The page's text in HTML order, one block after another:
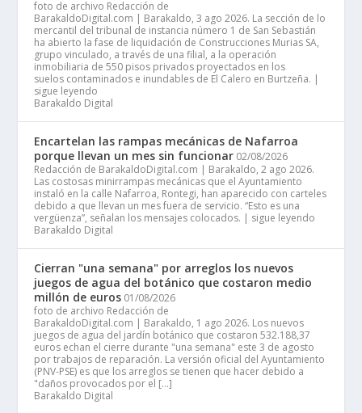
foto de archivo Redacción de
BarakaldoDigital.com | Barakaldo, 3 ago 2026. La sección de lo
mercantil del tribunal de instancia número 1 de San Sebastián
ha abierto la fase de liquidación de Construcciones Murias SA,
grupo vinculado, a través de una filial, a la operación
inmobiliaria de 550 pisos privados proyectados en los
suelos contaminados e inundables de El Calero en Burtzeña. |
sigue leyendo
Barakaldo Digital
Encartelan las rampas mecánicas de Nafarroa
porque llevan un mes sin funcionar 02/08/2026
Redacción de BarakaldoDigital.com | Barakaldo, 2 ago 2026.
Las costosas minirrampas mecánicas que el Ayuntamiento
instaló en la calle Nafarroa, Rontegi, han aparecido con carteles
debido a que llevan un mes fuera de servicio. “Esto es una
vergüenza”, señalan los mensajes colocados. | sigue leyendo
Barakaldo Digital
Cierran "una semana" por arreglos los nuevos
juegos de agua del botánico que costaron medio
millón de euros 01/08/2026
foto de archivo Redacción de
BarakaldoDigital.com | Barakaldo, 1 ago 2026. Los nuevos
juegos de agua del jardín botánico que costaron 532.188,37
euros echan el cierre durante "una semana" este 3 de agosto
por trabajos de reparación. La versión oficial del Ayuntamiento
(PNV-PSE) es que los arreglos se tienen que hacer debido a
"daños provocados por el […]
Barakaldo Digital